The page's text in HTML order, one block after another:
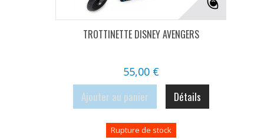
TROTTINETTE DISNEY AVENGERS
55,00 €
Ajouter au panier Détails
Rupture de stock